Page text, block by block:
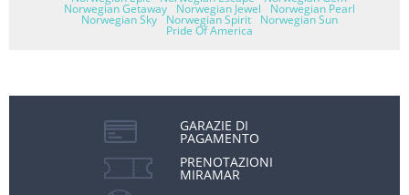
Norwegian Getaway Norwegian Jewel Norwegian Pearl
Norwegian Sky Norwegian Spirit Norwegian Sun
Pride Of America
GARAZIE DI
PAGAMENTO
PRENOTAZIONI
MIRAMAR